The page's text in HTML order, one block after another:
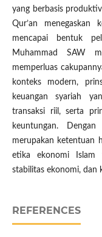
yang berbasis
Qur’an menegaskan
mencapai bentuk
Muhammad SAW
memperluas
konteks modern,
keuangan syariah
transaksi riil, serta
keuntungan.
merupakan ketentuan
etika ekonomi Islam
stabilitas ekonomi, dan
REFERENCES